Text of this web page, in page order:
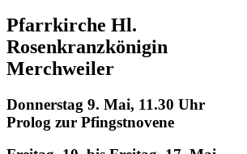
Pfarrkirche Hl.
Rosenkranzkönigin
Merchweiler
Donnerstag 9. Mai, 11.30 Uhr
Prolog zur Pfingstnovene